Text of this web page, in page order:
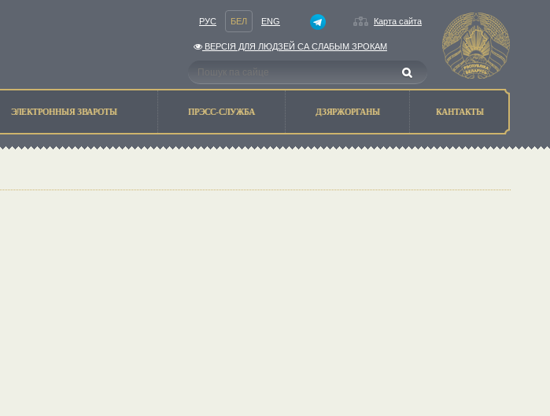
РУС БЕЛ ENG Карта сайта
ВЕРСIЯ ДЛЯ ЛЮДЗЕЙ СА СЛАБЫМ ЗРОКАМ
ЭЛЕКТРОННЫЯ ЗВАРОТЫ ПРЭСС-СЛУЖБА ДЗЯРЖОРГАНЫ КАНТАКТЫ